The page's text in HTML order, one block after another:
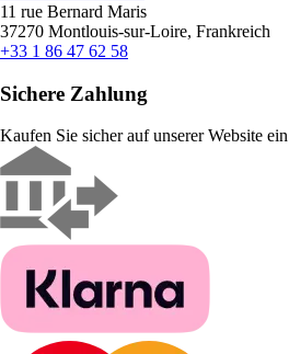
11 rue Bernard Maris
37270 Montlouis-sur-Loire, Frankreich
+33 1 86 47 62 58
Sichere Zahlung
Kaufen Sie sicher auf unserer Website ein